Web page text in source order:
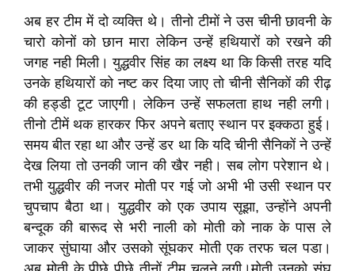
अब हर टीम में दो व्यक्ति थे। तीनो टीमों ने उस चीनी छावनी के
चारो कोनों को छान मारा लेकिन उन्हें हथियारों को रखने की
जगह नही मिली। युद्धवीर सिंह का लक्ष्य था कि किसी तरह यदि
उनके हथियारों को नष्ट कर दिया जाए तो चीनी सैनिकों की रीढ़
की हड्डी टूट जाएगी। लेकिन उन्हें सफलता हाथ नही लगी।
तीनो टीमें थक हारकर फिर अपने बताए स्थान पर इक्कठा हुई।
समय बीत रहा था और उन्हें डर था कि यदि चीनी सैनिकों ने उन्हें
देख लिया तो उनकी जान की खैर नही। सब लोग परेशान थे।
तभी युद्धवीर की नजर मोती पर गई जो अभी भी उसी स्थान पर
चुपचाप बैठा था। युद्धवीर को एक उपाय सूझा,उन्होंने अपनी
बन्दूक की बारूद से भरी नाली को मोती को नाक के पास ले
जाकर सुंघाया और उसको सूंघकर मोती एक तरफ चल पडा।